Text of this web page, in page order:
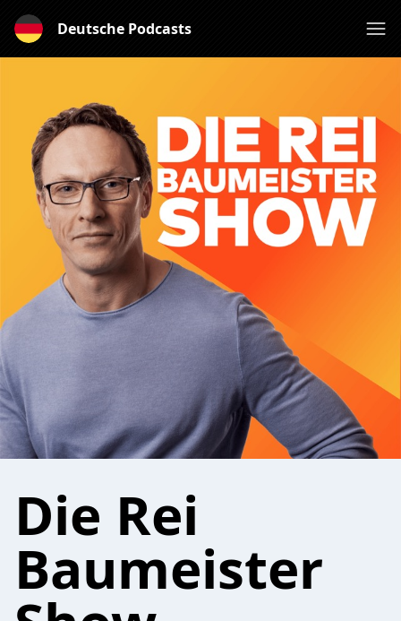
Deutsche Podcasts
Die Rei
Baumeister